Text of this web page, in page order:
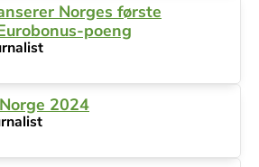
Norges første
poeng
2024